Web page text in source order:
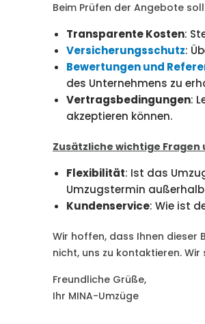
Beim Prüfen der Angebote
Transparente Kosten:
Versicherungsschutz:
Bewertungen und
des Unternehmens zu
Vertragsbedingungen:
akzeptieren können.
Zusätzliche wichtige
Flexibilität: Ist das
Umzugstermin
Kundenservice: Wie ist
Wir hoffen, dass Ihnen dieser
nicht, uns zu kontaktieren. Wir
Freundliche Grüße,
Ihr MINA-Umzüge